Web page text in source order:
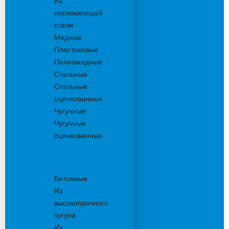
нержавеющей
стали
Медные
Пластиковые
Полиамидные
Стальные
Стальные
оцинкованные
Чугунные
Чугунные
оцинкованные
Бетонные
Из
высокопрочного
чугуна